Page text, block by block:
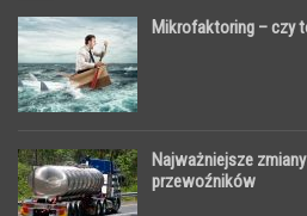
Mikrofaktoring – czy
Najważniejsze
przewoźników